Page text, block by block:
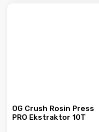
OG Crush Rosin Press
PRO Ekstraktor 10T